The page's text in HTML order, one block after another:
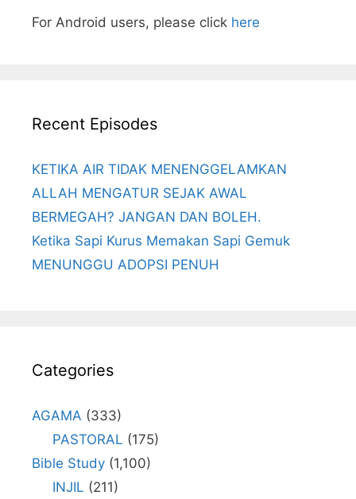
For Android users, please click here
Recent Episodes
KETIKA AIR TIDAK MENENGGELAMKAN
ALLAH MENGATUR SEJAK AWAL
BERMEGAH? JANGAN DAN BOLEH.
Ketika Sapi Kurus Memakan Sapi Gemuk
MENUNGGU ADOPSI PENUH
Categories
AGAMA (333)
PASTORAL (175)
Bible Study (1,100)
INJIL (211)